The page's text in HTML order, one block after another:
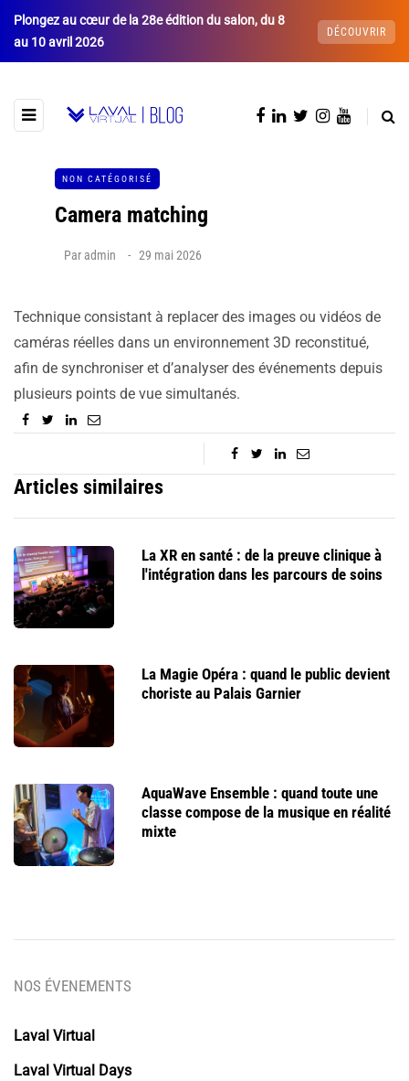
Plongez au cœur de la 28e édition du salon, du 8
au 10 avril 2026
DÉCOUVRIR
NON CATÉGORISÉ
Camera matching
Par admin 29 mai 2026
Technique consistant à replacer des images ou vidéos de
caméras réelles dans un environnement 3D reconstitué,
afin de synchroniser et d’analyser des événements depuis
plusieurs points de vue simultanés.
Articles similaires
La XR en santé : de la preuve clinique à
l'intégration dans les parcours de soins
La Magie Opéra : quand le public devient
choriste au Palais Garnier
AquaWave Ensemble : quand toute une
classe compose de la musique en réalité
mixte
NOS ÉVENEMENTS
Laval Virtual
Laval Virtual Days